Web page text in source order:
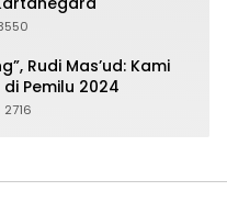
Rudi Mas’ud: Kami
Pemilu 2024
2716